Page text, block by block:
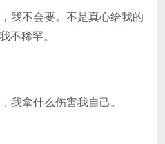
不会要。不是真心给我的
不稀罕。
拿什么伤害我自己。